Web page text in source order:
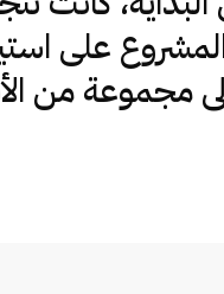
على
من